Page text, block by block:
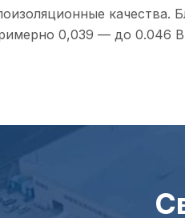
0,039 — до 0.046